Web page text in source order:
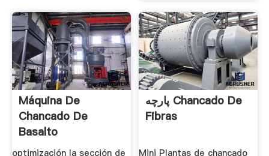
Máquina De
Chancado De
Basalto
optimización la sección de
پارچه Chancado De
Fibras
Mini Plantas de chancado